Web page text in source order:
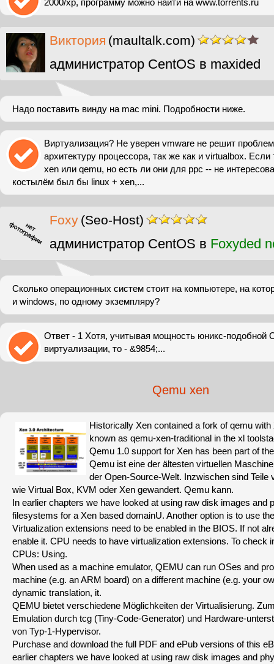
2000/xp, программу можно найти на www.torrents.ru
Виктория (maultalk.com)
администратор CentOS в maxided
Надо поставить винду на mac mini. Подробности ниже.
Виртуализация? Не уверен vmware не решит
архитектуру процессора, так же как и virtualbox. Если
xen или qemu, но есть ли они для ppc -- не
костылём был бы linux + xen,...
Foxy (Seo-Host)
администратор CentOS в Foxyded
Сколько операционных систем стоит на компьютере, на
и windows, по одному экземпляру?
Ответ - 1 Хотя, учитывая мощность юникс-подобной
виртуализации, то - &9854;...
Qemu xen
Historically Xen contained a fork of qemu
known as qemu-xen-traditional in the xl
Qemu 1.0 support for Xen has been part of
Qemu ist eine der ältesten virtuellen
der Open-Source-Welt. Inzwischen sind Teile
wie Virtual Box, KVM oder Xen gewandert. Qemu kann.
In earlier chapters we have looked at using raw disk images and
filesystems for a Xen based domainU. Another option is to use
Virtualization extensions need to be enabled in the BIOS. If not
enable it. CPU needs to have virtualization extensions. To check
CPUs: Using.
When used as a machine emulator, QEMU can run OSes and
machine (e.g. an ARM board) on a different machine (e.g. your
dynamic translation, it.
QEMU bietet verschiedene Möglichkeiten der Virtualisierung.
Emulation durch tcg (Tiny-Code-Generator) und Hardware-
von Typ-1-Hypervisor.
Purchase and download the full PDF and ePub versions of this
earlier chapters we have looked at using raw disk images and